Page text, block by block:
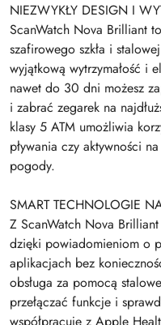
NIEZWYKŁY DESIGN I
ScanWatch Nova Brilliant
szafirowego szkła i
wyjątkową wytrzymałość i
nawet do 30 dni możesz
i zabrać zegarek na
klasy 5 ATM umożliwia
pływania czy aktywności
pogody.
SMART TECHNOLOGIE
Z ScanWatch Nova
dzięki powiadomieniom o
aplikacjach bez
obsługa za pomocą
przełączać funkcje i